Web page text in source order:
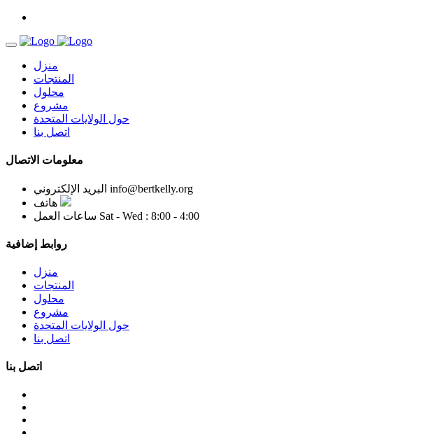
منزل
المنتجات
محلول
مشروع
حول الولايات المتحدة
اتصل بنا
معلومات الاتصال
البريد الإلكتروني info@bertkelly.org
هاتف
ساعات العمل Sat - Wed : 8:00 - 4:00
روابط إضافية
منزل
المنتجات
محلول
مشروع
حول الولايات المتحدة
اتصل بنا
اتصل بنا